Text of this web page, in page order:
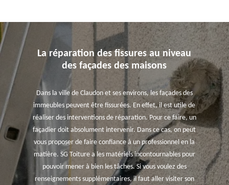
La réparation des fissures au niveau
des façades des maisons
Dans la ville de Claudon et ses environs, les façades des
immeubles peuvent être fissurées. En effet, il est utile de
réaliser des interventions de réparation. Pour ce faire, un
façadier doit absolument intervenir. Dans ce cas, on peut
vous proposer de faire confiance à un professionnel en la
matière. SG Toiture a les matériels incontournables pour
pouvoir mener à bien les tâches. Si vous voulez des
renseignements supplémentaires, il faut aller visiter son